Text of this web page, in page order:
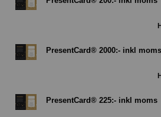
PresentCard® 2000:- inkl moms
PresentCard® 225:- inkl moms